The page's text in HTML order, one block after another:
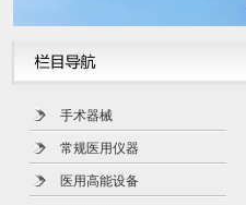
手术器械
常规医用仪器
医用高能设备